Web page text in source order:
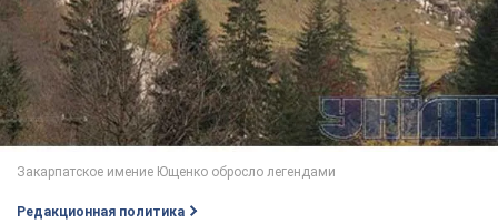
Редакционная политика